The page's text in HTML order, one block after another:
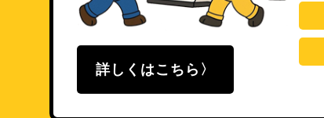
詳しくはこちら